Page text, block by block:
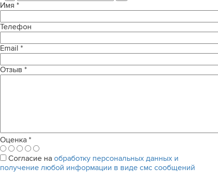
Имя *
Телефон
Email *
Отзыв *
Оценка *
Согласие на обработку персональных данных и
получение любой информации в виде смс сообщений